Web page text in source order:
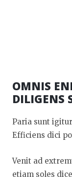
OMNIS
DILIGENS
Paria sunt
Efficiens dici
Venit ad
etiam soles